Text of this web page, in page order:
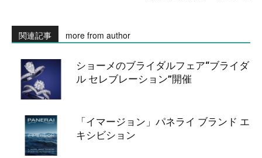
関連記事 more from author
ショーメのブライダルフェア“ブライダ
ル セレブレーション”開催
「イマージョン」パネライ ブランド エ
キシビション